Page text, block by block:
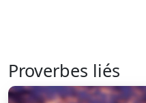
Proverbes liés